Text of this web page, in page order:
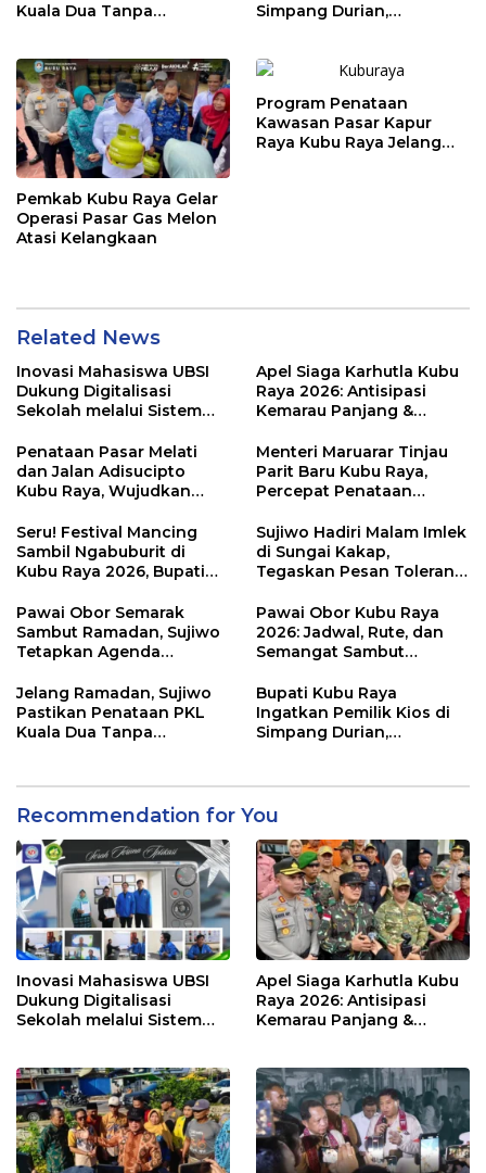
Kuala Dua Tanpa
Simpang Durian,
Pemkab Kubu Raya Gelar
Operasi Pasar Gas Melon
Atasi Kelangkaan
Program Penataan
Kawasan Pasar Kapur
Raya Kubu Raya Jelang
Related News
Inovasi Mahasiswa UBSI
Dukung Digitalisasi
Sekolah melalui Sistem
Mumtaz Pontianak
Apel Siaga Karhutla Kubu
Raya 2026: Antisipasi
Kemarau Panjang &
Penataan Pasar Melati
dan Jalan Adisucipto
Kubu Raya, Wujudkan
Wajah Kota Modern
Menteri Maruarar Tinjau
Parit Baru Kubu Raya,
Percepat Penataan
Seru! Festival Mancing
Sambil Ngabuburit di
Kubu Raya 2026, Bupati
Ramaikan Ramadan
Sujiwo Hadiri Malam Imlek
di Sungai Kakap,
Tegaskan Pesan Toleransi
Pawai Obor Semarak
Sambut Ramadan, Sujiwo
Tetapkan Agenda
Pawai Obor Kubu Raya
2026: Jadwal, Rute, dan
Semangat Sambut
Jelang Ramadan, Sujiwo
Pastikan Penataan PKL
Kuala Dua Tanpa
Bupati Kubu Raya
Ingatkan Pemilik Kios di
Simpang Durian,
Recommendation for You
Inovasi Mahasiswa UBSI
Dukung Digitalisasi
Sekolah melalui Sistem
Apel Siaga Karhutla Kubu
Raya 2026: Antisipasi
Kemarau Panjang &